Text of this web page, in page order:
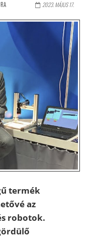
2023. MÁJUS 17.
termék
az
robotok.